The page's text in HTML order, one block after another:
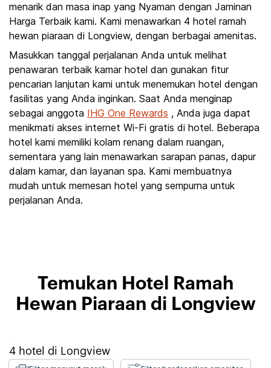
menarik dan masa inap yang Nyaman dengan Jaminan
Harga Terbaik kami. Kami menawarkan 4 hotel ramah
hewan piaraan di Longview, dengan berbagai amenitas.
Masukkan tanggal perjalanan Anda untuk melihat
penawaran terbaik kamar hotel dan gunakan fitur
pencarian lanjutan kami untuk menemukan hotel dengan
fasilitas yang Anda inginkan. Saat Anda menginap
sebagai anggota IHG One Rewards , Anda juga dapat
menikmati akses internet Wi-Fi gratis di hotel. Beberapa
hotel kami memiliki kolam renang dalam ruangan,
sementara yang lain menawarkan sarapan panas, dapur
dalam kamar, dan layanan spa. Kami membuatnya
mudah untuk memesan hotel yang sempurna untuk
perjalanan Anda.
Temukan Hotel Ramah
Hewan Piaraan di Longview
4 hotel di Longview